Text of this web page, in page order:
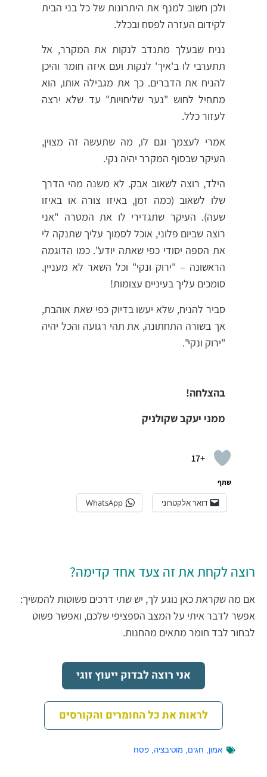
ולכן חשוב למנף את היתרונות של כל בני הבית
לקידום העזרה לפסח ובכלל.
נניח שבעלך מתנדב לנקות את המקרר, אל
תתערבי לו ב'איך' לנקות ועם איזה חומר והיכן
להניח את הדברים. כך את מגבילה אותו, הוא
מתחיל לחוש "נער שליחויות" עד שלא ירצה
לעזור כלל.
אמרי לעצמך וגם לו, מה שתעשה זה מצוין,
העיקר שבסוף המקרר יהיה נקי.
הילד, רוצה לשאוב אבק. לא משנה מהי הדרך
שלו לשאוב (כמה זמן, באיזו צורה או באיזו
שעה). העיקר שתגדירי לו את המטרה "אני
רוצה שביום פלוני, אוכל לסמוך עליך שתנקה לי
את הספה יסודי כפי שאתה יודע". כמו הדוגמה
הראשונה – "ירוק ונקי" וכל השאר לא מעניין.
סומכים עליך בעיניים עצומות!
סביר להניח, שלא יעשו בדיוק כפי שאת אוהבת,
אך בשורה התחתונה, את תהי רגועה והכל יהיה
"ירוק ונקי".
בהצלחה!
ממני יעקב שקולניק
+17
שתף
דואר אלקטרוני WhatsApp
רוצה לקחת את זה צעד אחד קדימה?
אם מה שקראת כאן נוגע לך, יש שתי דרכים פשוטות להמשיך:
אפשר לדבר איתי על המצב הספציפי שלכם, ואפשר פשוט
לבחור לבד חומר מתאים מהחנות.
אני רוצה לבדוק ייעוץ זוגי
לראות את כל החומרים והקורסים
אמון חגים מוטיבציה פסח